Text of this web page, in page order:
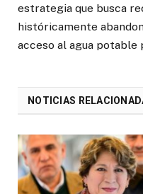
estrategia que busca
históricamente
acceso al agua potable
NOTICIAS